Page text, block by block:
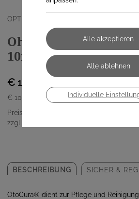
OPTIMA PHARMAZEUTISCHE GMBH
Ohrenspray Pflegeöl
10ml
€ 10,60
€ 106,00
/ 100 ml
Preis inkl. MwSt.
zzgl. Versandkosten
BESCHREIBUNG SICHER &
OtoCura® dient zur Pflege und
Individuelle